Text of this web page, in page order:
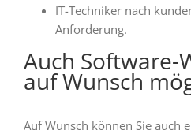
IT-Techniker nach
Anforderung.
Auch Software-
auf Wunsch
Auf Wunsch können Sie auch